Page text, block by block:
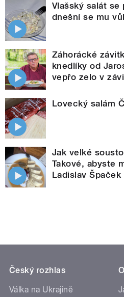
Vlašský salát se
dnešní se mu
Záhorácké
knedlíky od
vepřo zelo v
Lovecký salám
Jak velké
Takové, abyste
Ladislav Špaček
Český rozhlas
Válka na Ukrajině